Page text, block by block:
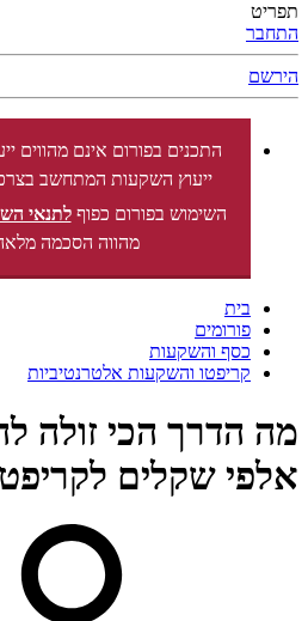
תפריט
התחבר
הירשם
התכנים בפורום אינם מהווים
ייעוץ השקעות המתחשב
השימוש בפורום כפוףלתנאי
מהווה הסכמה
בית
פורומים
כסף והשקעות
קריפטו והשקעות אלטרנטיביות
מה הדרך הכי זולה
אלפי שקלים